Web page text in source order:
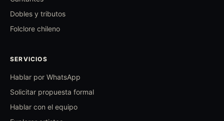
Dobles y tributos
Folclore chileno
SERVICIOS
Hablar por WhatsApp
Solicitar propuesta formal
Hablar con el equipo